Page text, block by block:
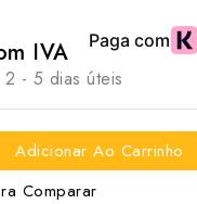
IVA
- 5 dias úteis
Adicionar Ao Carrinho
Comparar